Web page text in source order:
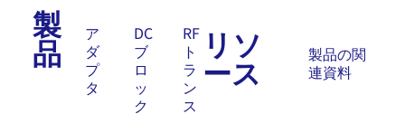
製
品
ア
ダ
プ
タ
DC
ブ
ロ
ッ
ク
RF
ト
ラ
ン
ス
リソ
ース
製品の関
連資料